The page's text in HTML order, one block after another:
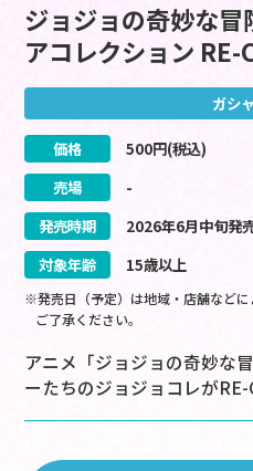
ジョジョの奇妙な
アコレクション
ガシ
価格 500円(税込)
売場
-
発売時期
2026年6月中旬発
対象年齢
15歳以上
※発売日（予定）は地域・店舗など
ご了承ください。
アニメ「ジョジョの奇妙な
ーたちのジョジョコレが